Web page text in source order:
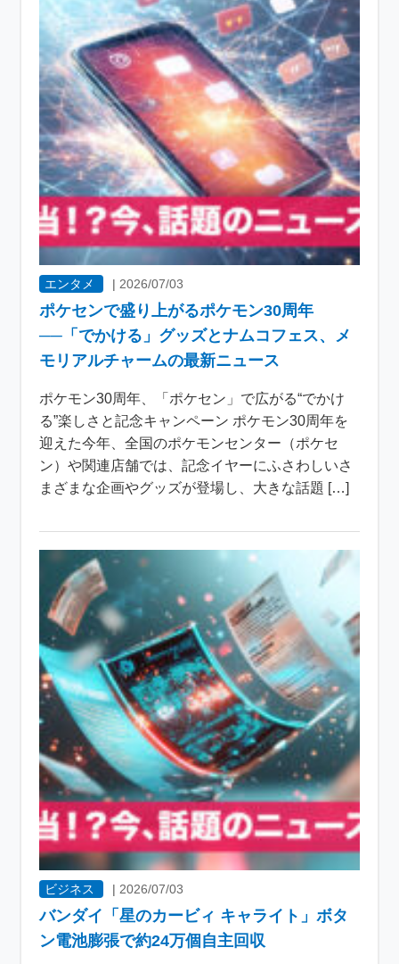
エンタメ |2026/07/03
ポケセンで盛り上がるポケモン30周年
──「でかける」グッズとナムコフェス、メ
モリアルチャームの最新ニュース
ポケモン30周年、「ポケセン」で広がる“でかけ
る”楽しさと記念キャンペーン ポケモン30周年を
迎えた今年、全国のポケモンセンター（ポケセ
ン）や関連店舗では、記念イヤーにふさわしいさ
まざまな企画やグッズが登場し、大きな話題 […]
ビジネス |2026/07/03
バンダイ「星のカービィ キャライト」ボタ
ン電池膨張で約24万個自主回収